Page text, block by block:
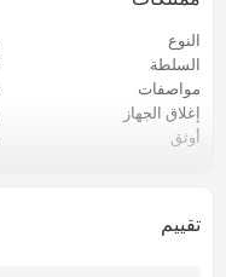
النوع
السلطة
مواصفات
إغلاق الجهاز
أوثق
تقييم